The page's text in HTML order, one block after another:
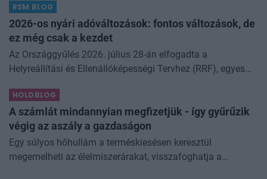
különösen nagy...
RSM BLOG
2026-os nyári adóváltozások: fontos változások, de
ez még csak a kezdet
Az Országgyűlés 2026. július 28-án elfogadta a
Helyreállítási és Ellenállóképességi Tervhez (RRF), egyes
kapcsolódó adóintézkedésekről, v
HOLDBLOG
A számlát mindannyian megfizetjük - így gyűrűzik
végig az aszály a gazdaságon
Egy súlyos hőhullám a terméskiesésen keresztül
megemelheti az élelmiszerárakat, visszafoghatja a